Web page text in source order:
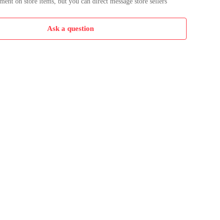
Ask a question